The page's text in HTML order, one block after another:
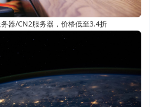
器/CN2服务器，价格低至3.4折